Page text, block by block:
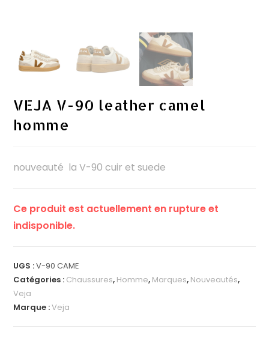
VEJA V-90 leather camel
homme
nouveauté la V-90 cuir et suede
Ce produit est actuellement en rupture et
indisponible.
UGS :V-90 CAME
Catégories : Chaussures, Homme, Marques, Nouveautés,
Veja
Marque :Veja